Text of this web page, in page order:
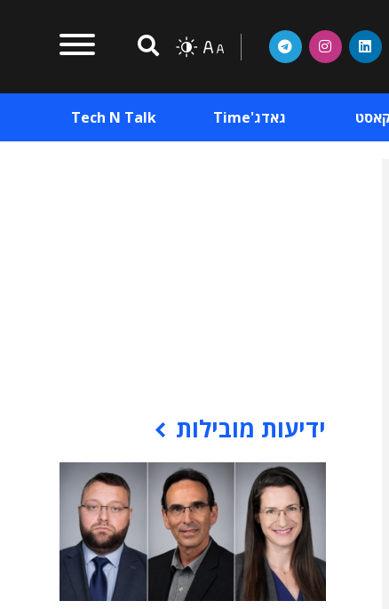
גאדג'Time Tech N Talk
ידיעות מובילות